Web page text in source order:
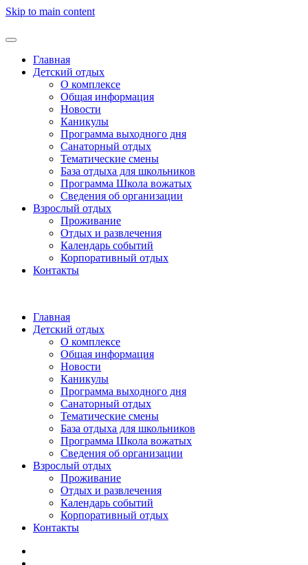
Skip to main content
Главная
Детский отдых
О комплексе
Общая информация
Новости
Каникулы
Программа выходного дня
Санаторный отдых
Тематические смены
База отдыха для школьников
Программа Школа вожатых
Cведения об организации
Взрослый отдых
Проживание
Отдых и развлечения
Календарь событий
Корпоративный отдых
Контакты
Главная
Детский отдых
О комплексе
Общая информация
Новости
Каникулы
Программа выходного дня
Санаторный отдых
Тематические смены
База отдыха для школьников
Программа Школа вожатых
Cведения об организации
Взрослый отдых
Проживание
Отдых и развлечения
Календарь событий
Корпоративный отдых
Контакты